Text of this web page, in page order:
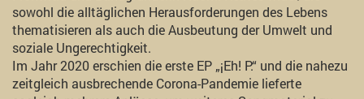
sowohl die alltäglichen Herausforderungen des Lebens
thematisieren als auch die Ausbeutung der Umwelt und
soziale Ungerechtigkeit.
Im Jahr 2020 erschien die erste EP „¡Eh! P.“ und die nahezu
zeitgleich ausbrechende Corona-Pandemie lieferte